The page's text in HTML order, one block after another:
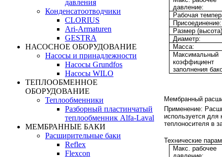
давления
Конденсатоотводчики
CLORIUS
Ari-Armaturen
GESTRA
НАСОСНОЕ ОБОРУДОВАНИЕ
Насосы и принадлежности
Насосы Grundfos
Насосы WILO
ТЕПЛООБМЕННОЕ
ОБОРУДОВАНИЕ
Теплообменники
Разборный пластинчатый
теплообменник Alfa-Laval
МЕМБРАННЫЕ БАКИ
Расширительные баки
Reflex
Flexcon
давление:
Рабочая
Присоединение:
Размер
Диаметр:
Масса:
Максимальный
коэффициент
заполнения
Мембранный
Применение:
используется для
теплоносителя в
Технические
Макс. рабочее